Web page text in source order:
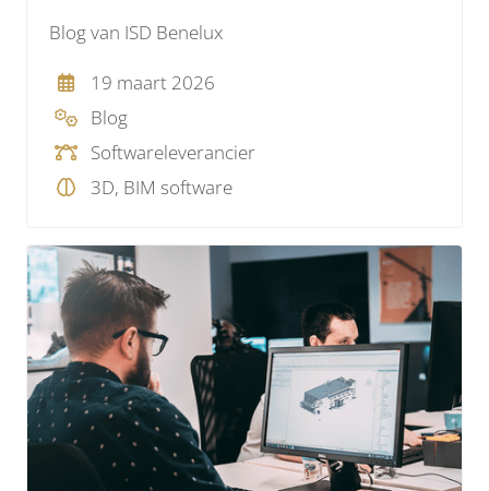
Blog van ISD Benelux
19 maart 2026
Blog
Softwareleverancier
3D, BIM software